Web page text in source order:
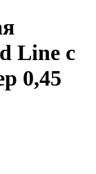
Line с
0,45